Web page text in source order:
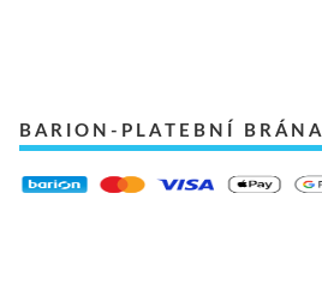
BARION-PLATEBNÍ BRÁNA